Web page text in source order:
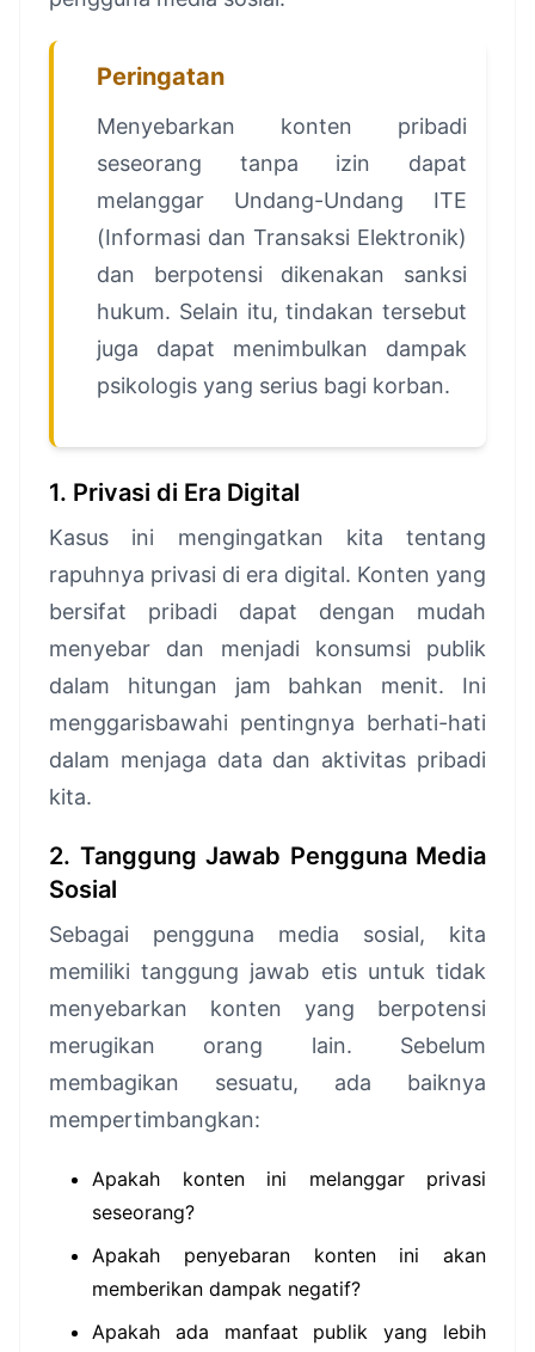
Peringatan
Menyebarkan konten pribadi
seseorang tanpa izin dapat
melanggar Undang-Undang ITE
(Informasi dan Transaksi Elektronik)
dan berpotensi dikenakan sanksi
hukum. Selain itu, tindakan tersebut
juga dapat menimbulkan dampak
psikologis yang serius bagi korban.
1. Privasi di Era Digital
Kasus ini mengingatkan kita tentang
rapuhnya privasi di era digital. Konten yang
bersifat pribadi dapat dengan mudah
menyebar dan menjadi konsumsi publik
dalam hitungan jam bahkan menit. Ini
menggarisbawahi pentingnya berhati-hati
dalam menjaga data dan aktivitas pribadi
kita.
2. Tanggung Jawab Pengguna Media
Sosial
Sebagai pengguna media sosial, kita
memiliki tanggung jawab etis untuk tidak
menyebarkan konten yang berpotensi
merugikan orang lain. Sebelum
membagikan sesuatu, ada baiknya
mempertimbangkan:
Apakah konten ini melanggar privasi
seseorang?
Apakah penyebaran konten ini akan
memberikan dampak negatif?
Apakah ada manfaat publik yang lebih